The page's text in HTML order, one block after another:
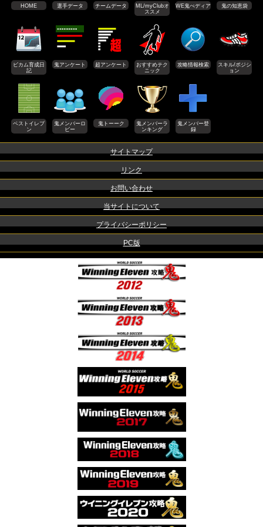
HOME 選手データ チームデータ
ML/myClubオ
ススメ
WE鬼ぺディア 鬼の知恵袋
ビカム育成日
記
鬼アンケート 超アンケート
おすすめテク
ニック
攻略情報検索
スキル/ポジシ
ョン
ベストイレブ
ン
鬼メンバーロ
ビー
鬼トーーク
鬼メンバーラ
ンキング
鬼メンバー登
録
サイトマップ
リンク
お問い合わせ
当サイトについて
プライバシーポリシー
PC版